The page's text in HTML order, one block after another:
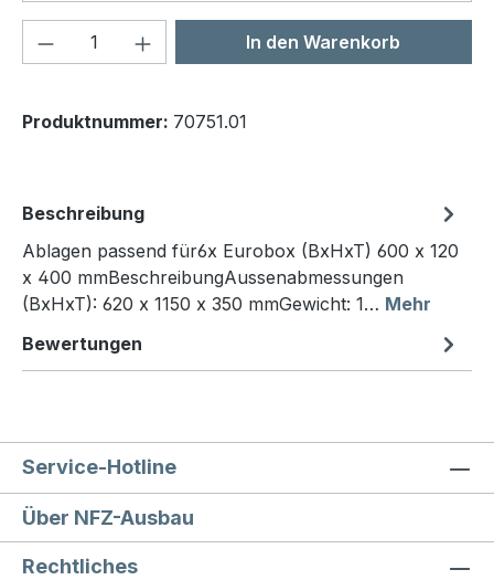
Produkt Anzahl: Gib denIn den Warenkorb
Produktnummer: 70751.01
Beschreibung
Ablagen passend für6x Eurobox (BxHxT) 600 x 120
x 400 mmBeschreibungAussenabmessungen
(BxHxT): 620 x 1150 x 350 mmGewicht: 1… Mehr
Bewertungen
Service-Hotline
Über NFZ-Ausbau
Rechtliches